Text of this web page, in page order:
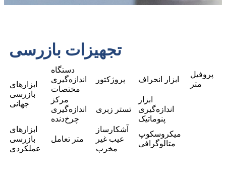
تجهیزات بازرسی
ابزارهای
بازرسی
جهانی
دستگاه
اندازه‌گیری
مختصات
پروژکتور ابزار انحراف
پروفیل
متر
مرکز
اندازه‌گیری
چرخ‌دنده
تستر زبری
ابزار
اندازه‌گیری
پنوماتیک
ابزارهای
بازرسی
عملکردی
متر تعامل
آشکارساز
عیب غیر
مخرب
میکروسکوپ
متالوگرافی